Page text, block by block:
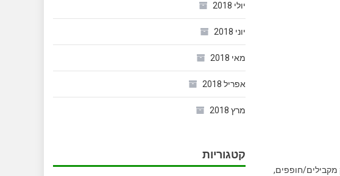
מקבילים/חופפים,
יולי 2018
יוני 2018
מאי 2018
אפריל 2018
מרץ 2018
קטגוריות